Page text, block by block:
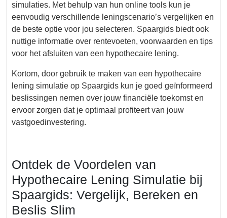
simulaties. Met behulp van hun online tools kun je
eenvoudig verschillende leningscenario’s vergelijken en
de beste optie voor jou selecteren. Spaargids biedt ook
nuttige informatie over rentevoeten, voorwaarden en tips
voor het afsluiten van een hypothecaire lening.
Kortom, door gebruik te maken van een hypothecaire
lening simulatie op Spaargids kun je goed geïnformeerd
beslissingen nemen over jouw financiële toekomst en
ervoor zorgen dat je optimaal profiteert van jouw
vastgoedinvestering.
Ontdek de Voordelen van
Hypothecaire Lening Simulatie bij
Spaargids: Vergelijk, Bereken en
Beslis Slim